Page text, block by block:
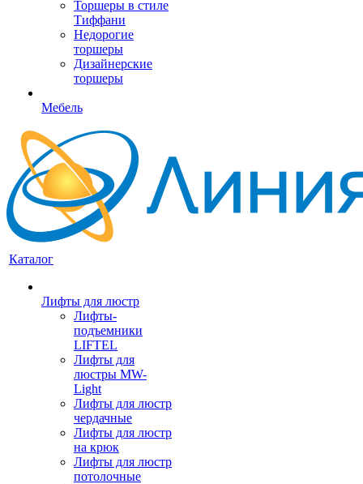
Торшеры в стиле
Тиффани
Недорогие
торшеры
Дизайнерские
торшеры
Мебель
Каталог
Лифты для люстр
Лифты-
подъемники
LIFTEL
Лифты для
люстры MW-
Light
Лифты для люстр
чердачные
Лифты для люстр
на крюк
Лифты для люстр
потолочные